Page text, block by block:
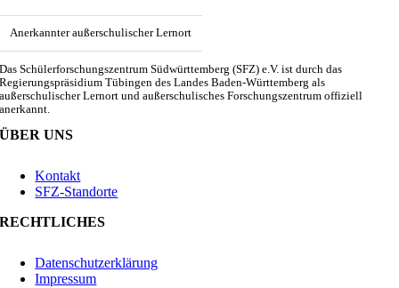
Anerkannter außerschulischer Lernort
Das Schülerforschungszentrum Südwürttemberg (SFZ) e.V. ist durch das
Regierungspräsidium Tübingen des Landes Baden-Württemberg als
außerschulischer Lernort und außerschulisches Forschungszentrum offiziell
anerkannt.
ÜBER UNS
Kontakt
SFZ-Standorte
RECHTLICHES
Datenschutzerklärung
Impressum